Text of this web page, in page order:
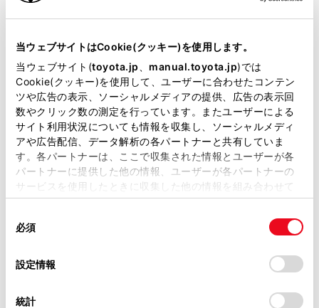
当ウェブサイトはCookie(クッキー)を使用します。
当ウェブサイト(toyota.jp manual.toyota.jp)では
Cookie(クッキー)を使用して、ユーザーに合わせたコンテン
ツや広告の表示、ソーシャルメディアの提供、広告の表示回
数やクリック数の測定を行っています。またユーザーによる
サイト利用状況についても情報を収集し、ソーシャルメディ
アや広告配信、データ解析の各パートナーと共有していま
す。各パートナーは、ここで収集された情報とユーザーが各
パートナーに提供した他の情報、ユーザーが各パートナーの
サービスを使用したときに収集した他の情報を組み合わせて
使用することがあります。当ウェブサイトの使用を続行する
デバイスにすべてのCookie(クッキー)が保存されることに同
意したことになります。Cookie(クッキー)のオプトアウト、
設定の変更、同意を撤回したりするにあたっては、当社の
「Cookie（クッキー）情報の取り扱いについて 」をご覧くだ
必須
設定情報
統計
衝突被害軽減ブレーキ
ｽﾏｰﾄｱｼｽﾄの衝突回避支援ﾌﾞﾚｰｷ機能（対車両・歩行者）
車線逸脱警報
クルーズコントロール
先進ライト
ブラインドスポットモニター（後側方検知）